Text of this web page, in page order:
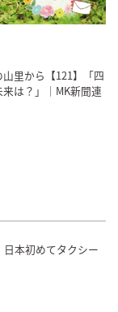
山里から【121】「四
来は？」｜MK新聞連
本初めてタクシー